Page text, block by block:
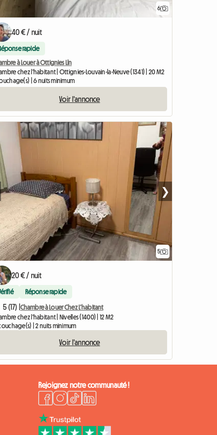
6
40 € / nuit
rapide
à Louer à Ottignies Lln
chez l'habitant | Ottignies-Louvain-la-Neuve (1341) | 20 M2
| 6 nuits minimum
Voir l'annonce
5
❯
20 € / nuit
Réponse rapide
5 (17) | Chambre à Louer Chez L’habitant
chez l'habitant | Nivelles (1400) | 12 M2
| 2 nuits minimum
Voir l'annonce
Rejoignez notre communauté !